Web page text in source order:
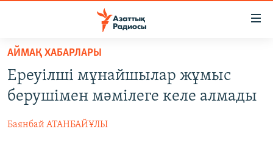
Skip
main
content
to
САЯСАТ
AZATTYQTV
ҚАҢТАР ОҚИҒАСЫ
АЙМАҚ ХАБАРЛАРЫ
Ереуілші мұнайшылар жұмыс
берушімен мәмілеге келе алмады
Баянбай АТАНБАЙҰЛЫ